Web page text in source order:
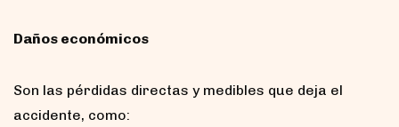
Daños económicos
Son las pérdidas directas y medibles que deja el
accidente, como: